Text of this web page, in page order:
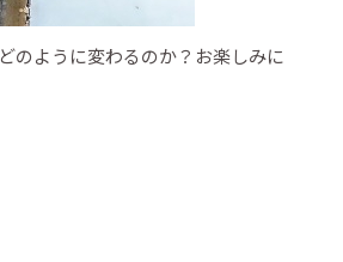
のように変わるのか？お楽しみに